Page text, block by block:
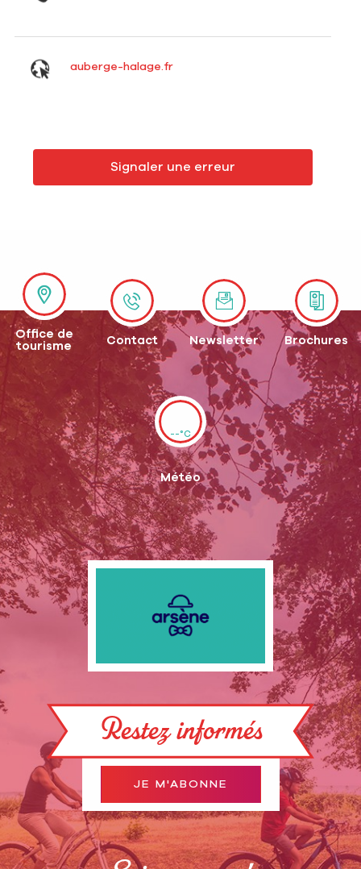
auberge-halage.fr
Signaler une erreur
Office de
tourisme
Contact Newsletter Brochures
--°C
Météo
Restez informés
JE M'ABONNE